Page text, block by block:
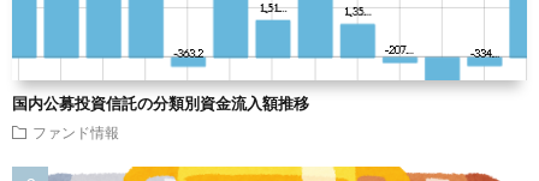
国内公募投資信託の分類別資金流入額推移
ファンド情報